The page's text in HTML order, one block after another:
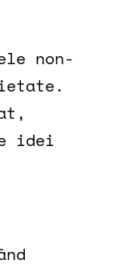
non-
idei